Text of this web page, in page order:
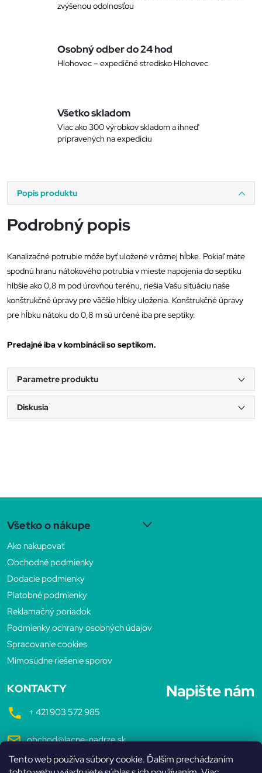
Tento web používa súbory cookie. Ďalším prechádzaním
zvýšenou odolnosťou
Osobný odber do 24 hod
Hlohovec – expedičné stredisko Hlohovec
Všetko skladom
Viac ako 300 výrobkov skladom a ihneď
pripravených na expedíciu
Popis produktu
Podrobný popis
Kanalizačné potrubie môže byť uložené v rôznej hĺbke. Pokiaľ máte
spodnú hranu nátokového potrubia v mieste napojenia do septiku
hlbšie ako 0,8 m pod úrovňou terénu, riešia Vašu situáciu naše
konštrukčné úpravy pre väčšie hĺbky uloženia. Konštrukčné úpravy
pre hĺbku nátoku do 0,8 m sú určené iba pre septiky.
Predajné iba v kombinácii so septikom.
Parametre produktu
Diskusia
á
p
ä
t
e
Všetko o nákupe
Ako nakupovať
Obchodné podmienky
Dodacie podmienky
Platobné podmienky
Reklamačný poriadok
Podmienky ochrany osobných údajov
Spracovanie cookies
Mimosúdne riešenie sporov
KONTAKTY
+ 421 903 572 985
obchod@lacne-nadrze.sk
Pondelok až Piatok
Napište nám